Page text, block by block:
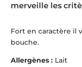
merveille les
Fort en caractère il
bouche.
Allergènes : Lait